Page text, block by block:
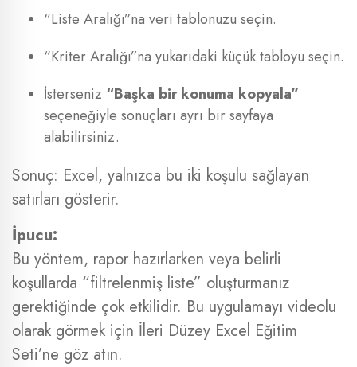
“Liste Aralığı”na veri tablonuzu seçin.
“Kriter Aralığı”na yukarıdaki küçük tabloyu seçin.
İsterseniz “Başka bir konuma kopyala”
seçeneğiyle sonuçları ayrı bir sayfaya
alabilirsiniz.
Sonuç: Excel, yalnızca bu iki koşulu sağlayan
satırları gösterir.
İpucu:
Bu yöntem, rapor hazırlarken veya belirli
koşullarda “filtrelenmiş liste” oluşturmanız
gerektiğinde çok etkilidir. Bu uygulamayı videolu
olarak görmek için İleri Düzey Excel Eğitim
Seti’ne göz atın.